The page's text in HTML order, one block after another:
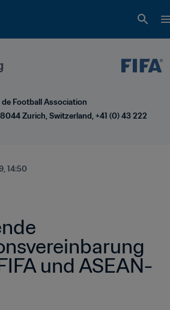
Football Association
Zurich, Switzerland, +41 (0) 43 222
14:50
und ASEAN-